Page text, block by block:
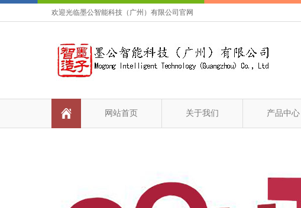
欢迎光临墨公智能科技（广州）有限公司官网
网站首页 关于我们 产品中心